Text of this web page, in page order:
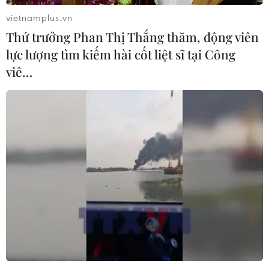
Kết luận số 75-KL/TW: Cà Mau chủ
động thích ứng với biến đổi khí hậu
08/08/2026 02:53
mặt bằng Dự án Nhà máy điện gió
LIG-Hướng Hóa 1
08/08/2026 02:33
Áp thấp nhiệt đới đổi hướng trên
vùng biển phía Đông khu vực vịnh
vietnamplus.vn
Thứ trưởng Phan Thị Thắng thăm, động viên
lực lượng tìm kiếm hài cốt liệt sĩ tại Công
viê…